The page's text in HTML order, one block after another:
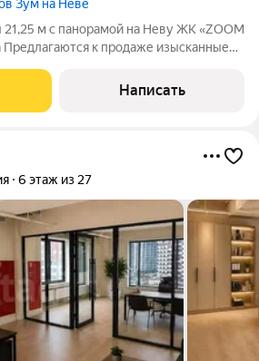
Зум на Неве
м с панорамой на Неву ЖК «ZOOM
ЖК «Апартаменты ZOOM на Неве».
Написать
6 этаж из 27